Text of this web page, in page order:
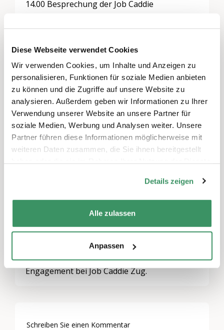
Diese Webseite verwendet Cookies
Wir verwenden Cookies, um Inhalte und Anzeigen zu
personalisieren, Funktionen für soziale Medien anbieten
zu können und die Zugriffe auf unsere Website zu
analysieren. Außerdem geben wir Informationen zu Ihrer
Verwendung unserer Website an unsere Partner für
soziale Medien, Werbung und Analysen weiter. Unsere
Partner führen diese Informationen möglicherweise mit
weiteren Daten zusammen, die Sie ihnen bereitgestellt
Details zeigen
Alle zulassen
Anpassen
14.00 Besprechung der Job Caddie
Mentoren/innen-Alltag
Pause
15.45 Praxisübung und Transfer in
Mentoren/innen-Alltag
16.30 Überreichung der Unterlagen und
Schlussrunde
17.00 Abschluss mit gemeinsamen Apéro
Kennenlernen des Projekts Job Caddie Zug,
der Projektleitung sowie der anderen
Mentorinnen und Mentoren.
Sie haben am Ende des Tages eine
Entscheidungsgrundlage für Ihr zukünftiges
Engagement bei Job Caddie Zug.
Schreiben Sie einen Kommentar